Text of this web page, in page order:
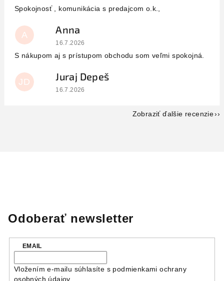
Spokojnosť , komunikácia s predajcom o.k.,
A Anna
Hodnotenie obchodu je 5 z 5 hviezdičiek.
16.7.2026
S nákupom aj s prístupom obchodu som veľmi spokojná.
JD Juraj Depeš
Hodnotenie obchodu je 5 z 5 hviezdičiek.
16.7.2026
Zobraziť ďalšie recenzie
Odoberať newsletter
EMAIL
Vložením e-mailu súhlasíte s podmienkami ochrany
osobných údajov